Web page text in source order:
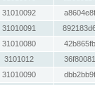
31010092
31010091
31010080
3101012
31010090